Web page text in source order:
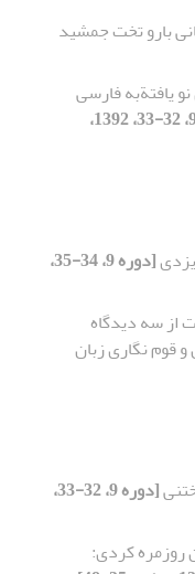
بارو تخت جمشید
یافتةبه فارسی
[دوره 9، 32-33، 1392،
[دوره 9، 34-35،
از سه دیدگاه
قوم نگاری زبان
[دوره 9، 32-33،
روزمره کردی: